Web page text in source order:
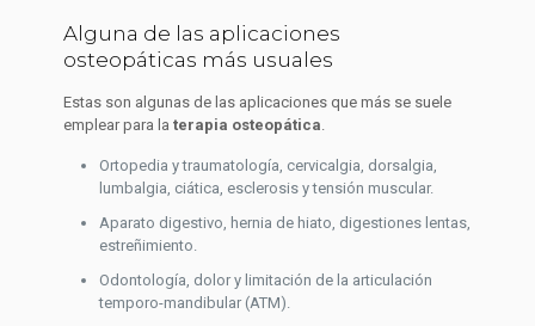
Alguna de las aplicaciones
osteopáticas más usuales
Estas son algunas de las aplicaciones que más se suele
emplear para la terapia osteopática.
Ortopedia y traumatología, cervicalgia, dorsalgia,
lumbalgia, ciática, esclerosis y tensión muscular.
Aparato digestivo, hernia de hiato, digestiones lentas,
estreñimiento.
Odontología, dolor y limitación de la articulación
temporo-mandibular (ATM).